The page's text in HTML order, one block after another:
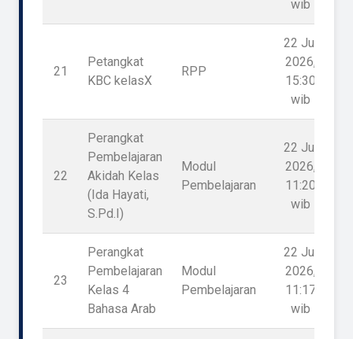
wib
21
Petangkat
KBC kelasX
RPP
22 Jul
2026,
15:30
wib
22
Perangkat
Pembelajaran
Akidah Kelas
(Ida Hayati,
S.Pd.I)
Modul
Pembelajaran
22 Jul
2026,
11:20
wib
23
Perangkat
Pembelajaran
Kelas 4
Bahasa Arab
Modul
Pembelajaran
22 Jul
2026,
11:17
wib